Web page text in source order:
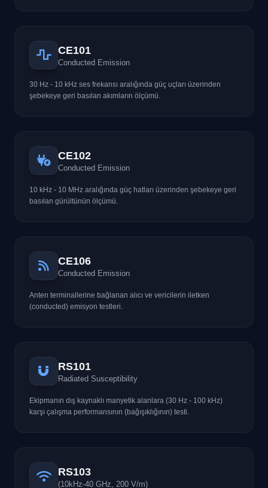
CE101
Conducted Emission
30 Hz - 10 kHz ses frekansı aralığında güç uçları üzerinden
şebekeye geri basılan akımların ölçümü.
CE102
Conducted Emission
10 kHz - 10 MHz aralığında güç hatları üzerinden şebekeye geri
basılan gürültünün ölçümü.
CE106
Conducted Emission
Anten terminallerine bağlanan alıcı ve vericilerin iletken
(conducted) emisyon testleri.
RS101
Radiated Susceptibility
Ekipmanın dış kaynaklı manyetik alanlara (30 Hz - 100 kHz)
karşı çalışma performansının (bağışıklığının) testi.
RS103
(10kHz-40 GHz, 200 V/m)